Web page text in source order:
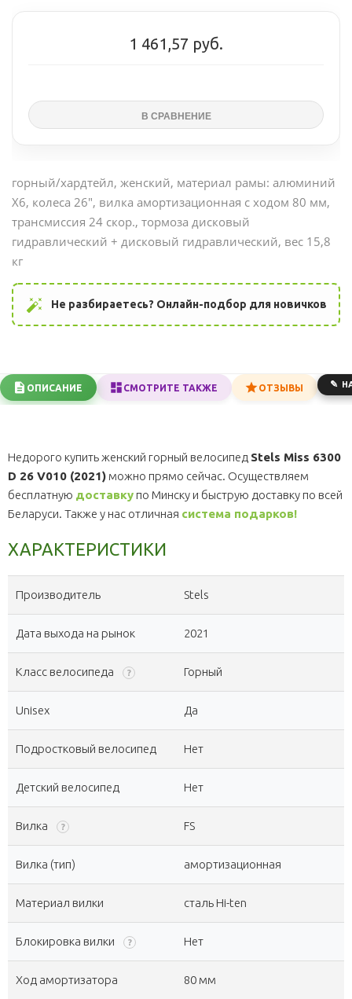
1 461,57 руб.
горный/хардтейл, женский, материал рамы: алюминий
X6, колеса 26", вилка амортизационная с ходом 80 мм,
трансмиссия 24 скор., тормоза дисковый
гидравлический + дисковый гидравлический, вес 15,8
кг
auto_fix_high Не разбираетесь? Онлайн-подбор для новичков
ОПИСАНИЕ СМОТРИТЕ ТАКЖЕ ОТЗЫВЫ
Недорого купить женский горный велосипед Stels Miss 6300
D 26 V010 (2021) можно прямо сейчас. Осуществляем
бесплатную доставку по Минску и быструю доставку по всей
Беларуси. Также у нас отличная система подарков!
ХАРАКТЕРИСТИКИ
Производитель Stels
Дата выхода на рынок 2021
Класс велосипеда ? Горный
Unisex Да
Подростковый велосипед Нет
Детский велосипед Нет
Вилка ? FS
Вилка (тип) амортизационная
Материал вилки сталь Hi-ten
Блокировка вилки ? Нет
Ход амортизатора 80 мм